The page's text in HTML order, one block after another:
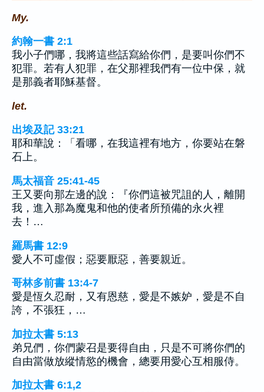
My.
約翰一書 2:1
我小子們哪，我將這些話寫給你們，是要叫你們不
犯罪。若有人犯罪，在父那裡我們有一位中保，就
是那義者耶穌基督。
let.
出埃及記 33:21
耶和華說：「看哪，在我這裡有地方，你要站在磐
石上。
馬太福音 25:41-45
王又要向那左邊的說：『你們這被咒詛的人，離開
我，進入那為魔鬼和他的使者所預備的永火裡
去！…
羅馬書 12:9
愛人不可虛假；惡要厭惡，善要親近。
哥林多前書 13:4-7
愛是恆久忍耐，又有恩慈，愛是不嫉妒，愛是不自
誇，不張狂，…
加拉太書 5:13
弟兄們，你們蒙召是要得自由，只是不可將你們的
自由當做放縱情慾的機會，總要用愛心互相服侍。
加拉太書 6:1,2